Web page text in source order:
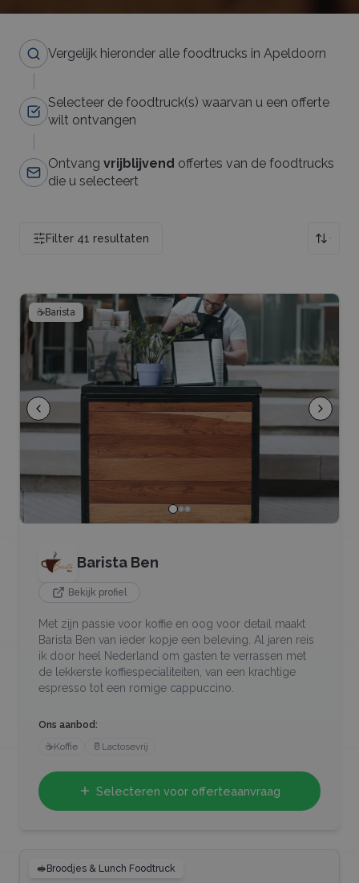
Vergelijk hieronder alle foodtrucks in Apeldoorn
Selecteer de foodtruck(s) waarvan u een offerte
wilt ontvangen
Ontvang vrijblijvend offertes van de foodtrucks
die u selecteert
Filter 41 resultaten
☕Barista
Barista Ben
Bekijk profiel
Met zijn passie voor koffie en oog voor detail maakt
Barista Ben van ieder kopje een beleving. Al jaren reis
ik door heel Nederland om gasten te verrassen met
de lekkerste koffiespecialiteiten, van een krachtige
espresso tot een romige cappuccino.
Ons aanbod:
☕Koffie 🥛 Lactosevrij
Selecteren voor offerteaanvraag
🥪Broodjes & Lunch Foodtruck